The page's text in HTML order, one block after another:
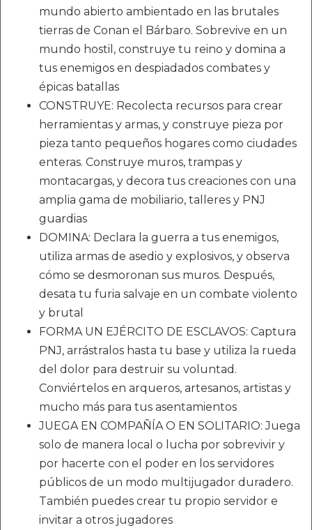
mundo abierto ambientado en las brutales
tierras de Conan el Bárbaro. Sobrevive en un
mundo hostil, construye tu reino y domina a
tus enemigos en despiadados combates y
épicas batallas
CONSTRUYE: Recolecta recursos para crear
herramientas y armas, y construye pieza por
pieza tanto pequeños hogares como ciudades
enteras. Construye muros, trampas y
montacargas, y decora tus creaciones con una
amplia gama de mobiliario, talleres y PNJ
guardias
DOMINA: Declara la guerra a tus enemigos,
utiliza armas de asedio y explosivos, y observa
cómo se desmoronan sus muros. Después,
desata tu furia salvaje en un combate violento
y brutal
FORMA UN EJÉRCITO DE ESCLAVOS: Captura
PNJ, arrástralos hasta tu base y utiliza la rueda
del dolor para destruir su voluntad.
Conviértelos en arqueros, artesanos, artistas y
mucho más para tus asentamientos
JUEGA EN COMPAÑÍA O EN SOLITARIO: Juega
solo de manera local o lucha por sobrevivir y
por hacerte con el poder en los servidores
públicos de un modo multijugador duradero.
También puedes crear tu propio servidor e
invitar a otros jugadores